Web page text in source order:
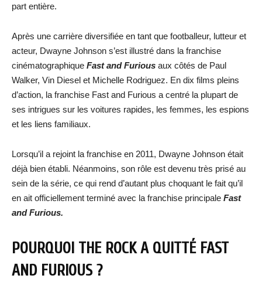
part entière.
Après une carrière diversifiée en tant que footballeur, lutteur et
acteur, Dwayne Johnson s’est illustré dans la franchise
cinématographique Fast and Furious aux côtés de Paul
Walker, Vin Diesel et Michelle Rodriguez. En dix films pleins
d’action, la franchise Fast and Furious a centré la plupart de
ses intrigues sur les voitures rapides, les femmes, les espions
et les liens familiaux.
Lorsqu’il a rejoint la franchise en 2011, Dwayne Johnson était
déjà bien établi. Néanmoins, son rôle est devenu très prisé au
sein de la série, ce qui rend d’autant plus choquant le fait qu’il
en ait officiellement terminé avec la franchise principale Fast
and Furious.
POURQUOI THE ROCK A QUITTÉ FAST
AND FURIOUS ?